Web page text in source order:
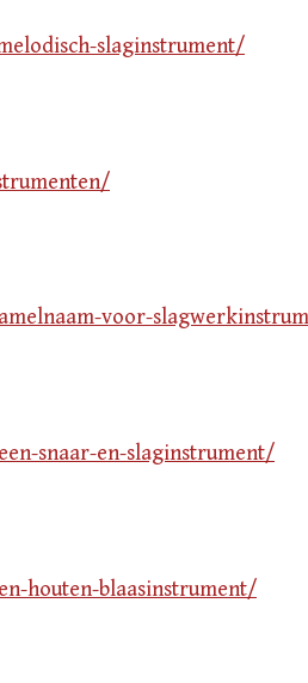
slaginstrument/
voor-
snaar-en-slaginstrument/
houten-blaasinstrument/